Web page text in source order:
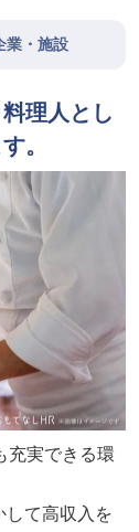
業・施設
理人とし
。
充実できる環
して高収入を